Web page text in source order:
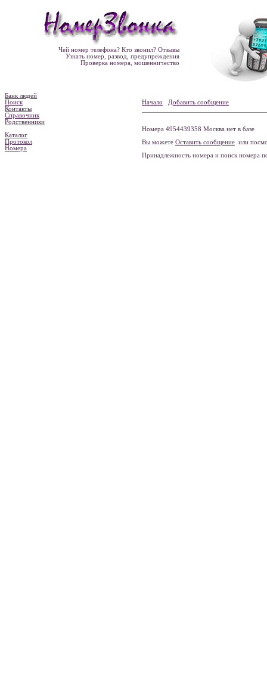
Чей номер телефона? Кто звонил? Отзывы
Узнать номер, развод, предупреждения
Проверка номера, мошенничество
Банк людей
Поиск
Контакты
Справочник
Родственники
Каталог
Протокол
Номера
Начало Добавить сообщение
Номера 4954439358 Москва нет в базе
Вы можете Оставить сообщение или
Принадлежность номера и поиск номера